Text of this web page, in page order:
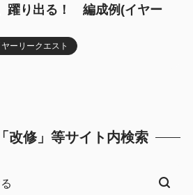
躍り出る！ 編成例(イヤー
ヤーリークエスト
改修」等サイト内検索